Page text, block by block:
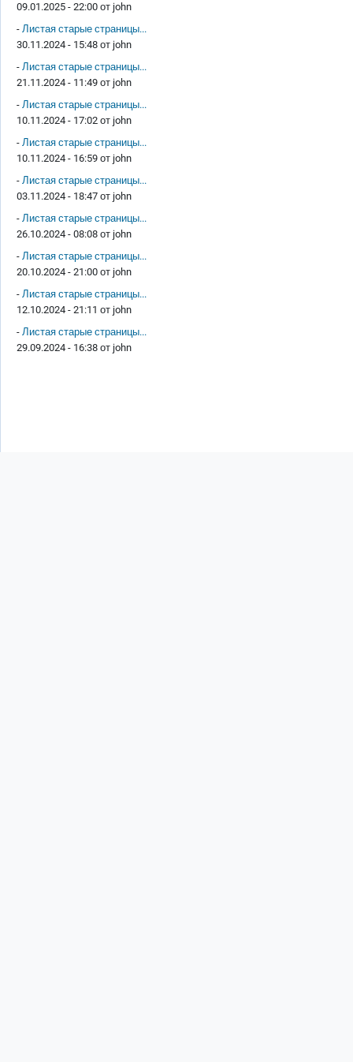
09.01.2025 - 22:00 от john
- Листая старые страницы...
30.11.2024 - 15:48 от john
- Листая старые страницы...
21.11.2024 - 11:49 от john
- Листая старые страницы...
10.11.2024 - 17:02 от john
- Листая старые страницы...
10.11.2024 - 16:59 от john
- Листая старые страницы...
03.11.2024 - 18:47 от john
- Листая старые страницы...
26.10.2024 - 08:08 от john
- Листая старые страницы...
20.10.2024 - 21:00 от john
- Листая старые страницы...
12.10.2024 - 21:11 от john
- Листая старые страницы...
29.09.2024 - 16:38 от john